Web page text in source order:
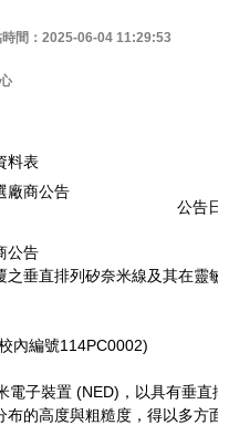
間：2025-06-04 11:29:53
料表
廠商公告
公告日
公告
垂直排列矽奈米線及其在靈
內編號114PC0002)
子裝置 (NED)，以具有垂直
的高度與粗糙度，得以多方